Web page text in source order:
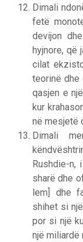
Dimali
fetë
devijon
hyjnore, që
cilat
teorinë dhe
qasjen e
kur
në mesjetë
Dimali
Rushdie-n,
sharë dhe
lem] dhe
shihet si
por si një
një miliardë